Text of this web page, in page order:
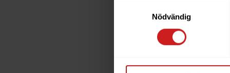
Nödvändig
the website
If you are